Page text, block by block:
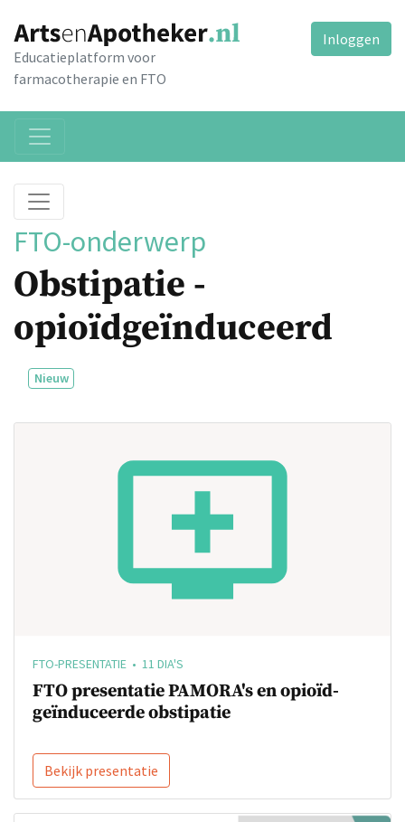
Educatieplatform voor
farmacotherapie en FTO
Inloggen
FTO-onderwerp
Obstipatie -
opioïdgeïnduceerd
Nieuw
FTO-PRESENTATIE • 11 DIA'S
FTO presentatie PAMORA's en opioïd-
geïnduceerde obstipatie
Bekijk presentatie